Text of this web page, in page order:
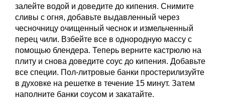
залейте водой и доведите до кипения. Снимите
сливы с огня, добавьте выдавленный через
чесночницу очищенный чеснок и измельченный
перец чили. Взбейте все в однородную массу с
помощью блендера. Теперь верните кастрюлю на
плиту и снова доведите соус до кипения. Добавьте
все специи. Пол-литровые банки простерилизуйте
в духовке на решетке в течение 15 минут. Затем
наполните банки соусом и закатайте.